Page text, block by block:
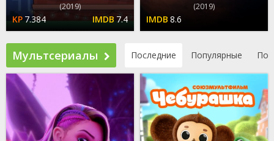
(2019)
7.384 7.4
(2019)
8.6
Мультсериалы Последние Популярные По